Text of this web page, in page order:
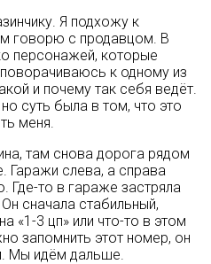
Я подхожу к
говорю с продавцом. В
персонажей, которые
к одному из
и почему так себя ведёт.
суть была в том, что это
меня.
там снова дорога рядом
Гаражи слева, а справа
Где-то в гараже застряла
сначала стабильный,
«1-3 цп» или что-то в этом
запомнить этот номер, он
Мы идём дальше.